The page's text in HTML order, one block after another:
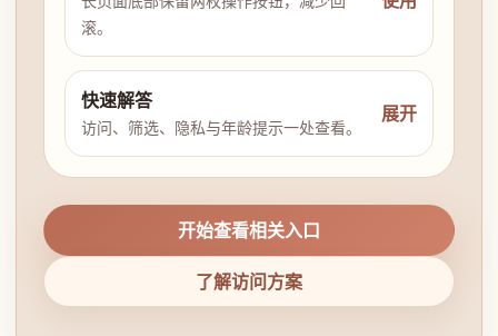
滚。
快速解答
访问、筛选、隐私与年龄提示一处查看。
展开
开始查看相关入口
了解访问方案